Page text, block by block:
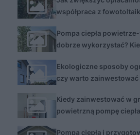
współpraca z
Pompa ciepła
dobrze wykorzystać?
Ekologiczne sposoby
czy warto zainwestować
Kiedy zainwestować w
powietrzną pompę
Pompa ciepła i